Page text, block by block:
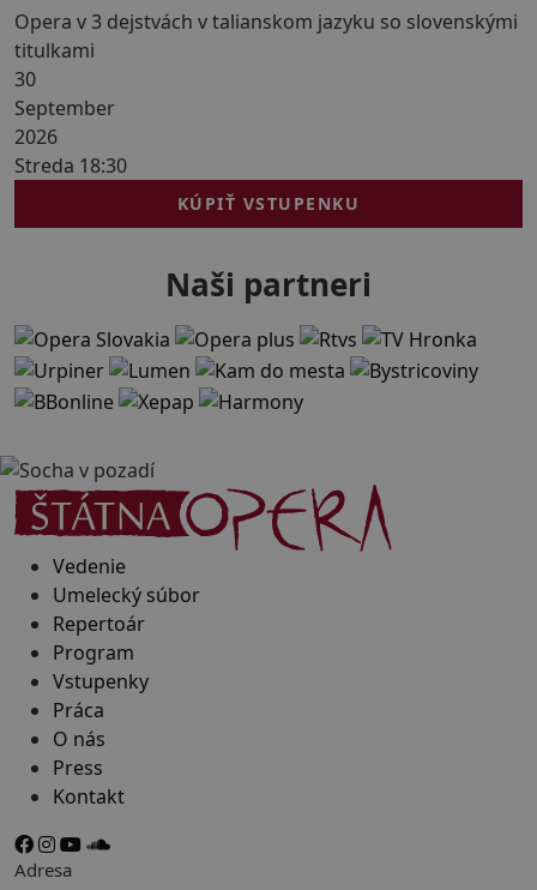
Opera v 3 dejstvách v talianskom jazyku so slovenskými
titulkami
30
September
2026
Streda 18:30
KÚPIŤ VSTUPENKU
Naši partneri
Vedenie
Umelecký súbor
Repertoár
Program
Vstupenky
Práca
O nás
Press
Kontakt
Adresa